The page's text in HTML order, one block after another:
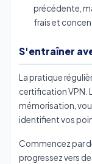
précédente,
frais et
S'entraîner
La pratique
certification VPN.
mémorisation,
identifient vos
Commencez par
progressez vers